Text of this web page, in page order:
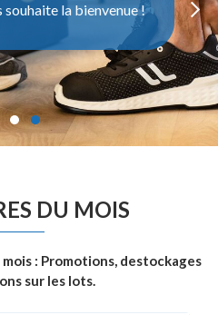
souhaite la bienvenue !
DU MOIS
: Promotions, destockages
sur les lots.